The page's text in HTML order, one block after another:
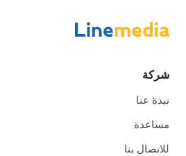
شركة
نبذة عنا
مساعدة
للاتصال بنا